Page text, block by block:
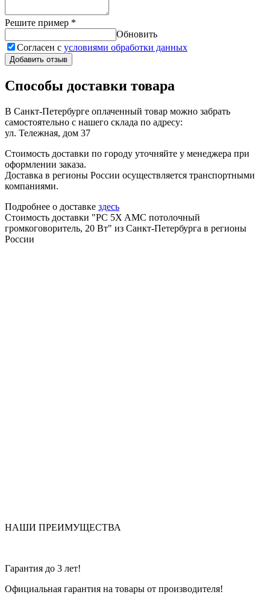
Решите пример *
Обновить
Согласен с условиями обработки данных
Добавить отзыв
Способы доставки товара
В Санкт-Петербурге оплаченный товар можно забрать
самостоятельно с нашего склада по адресу:
ул. Тележная, дом 37
Стоимость доставки по городу уточняйте у менеджера при
оформлении заказа.
Доставка в регионы России осуществляется транспортными
компаниями.
Подробнее о доставке здесь
Стоимость доставки "PC 5X AMC потолочный
громкоговоритель, 20 Вт" из Санкт-Петербурга в регионы
России
НАШИ ПРЕИМУЩЕСТВА
Гарантия до 3 лет!
Официальная гарантия на товары от производителя!